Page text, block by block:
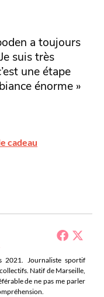
a toujours
suis très
une étape
énorme »
cadeau
2021. Journaliste sportif
Natif de Marseille,
de ne pas me parler